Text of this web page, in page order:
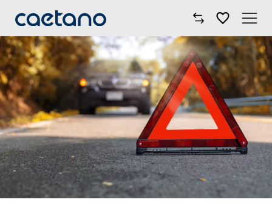
Comprar Carro
Oficinas
Campanhas
Electric Move
Mobilidade